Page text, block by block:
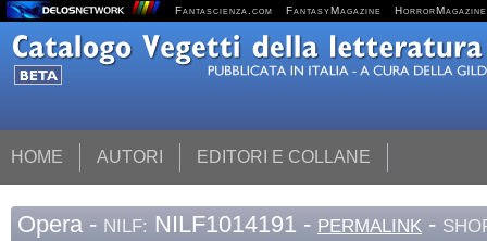
Fantascienza.com FantasyMagazine HorrorMagazine
HOME AUTORI EDITORI E COLLANE
Opera - NILF: NILF1014191 - PERMALINK -